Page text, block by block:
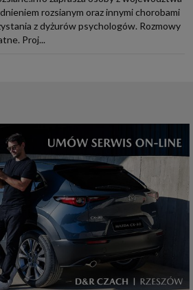
rozsianym oraz innymi chorobami
z dyżurów psychologów. Rozmowy
Proj...